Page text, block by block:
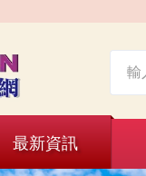
最新資訊